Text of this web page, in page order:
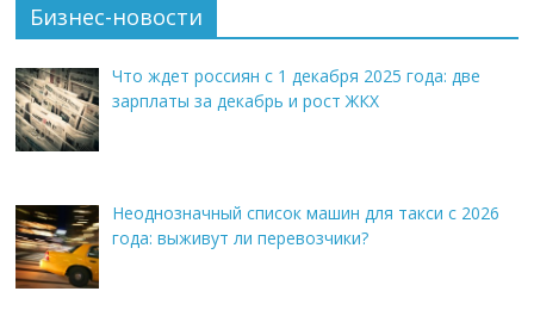
Бизнес-новости
Что ждет россиян с 1 декабря 2025 года: две
зарплаты за декабрь и рост ЖКХ
Неоднозначный список машин для такси с 2026
года: выживут ли перевозчики?